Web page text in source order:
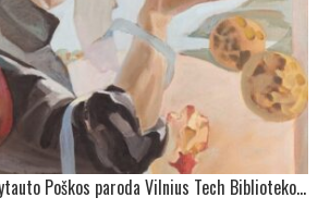
ERDVĖS SPALVOS: Vytauto Poškos paroda Vilnius Tech Bibliotekos galerijoje